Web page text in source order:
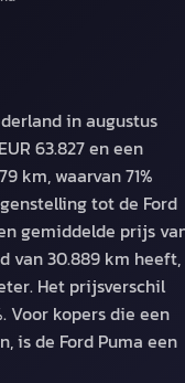
in augustus
63.827 en een
km, waarvan 71%
tot de Ford
gemiddelde prijs
van 30.889 km heeft,
Het prijsverschil
Voor kopers die een
is de Ford Puma een